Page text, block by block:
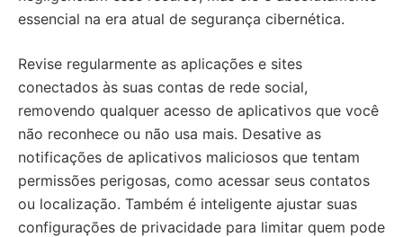
essencial na era atual de segurança cibernética.
Revise regularmente as aplicações e sites
conectados às suas contas de rede social,
removendo qualquer acesso de aplicativos que você
não reconhece ou não usa mais. Desative as
notificações de aplicativos maliciosos que tentam
permissões perigosas, como acessar seus contatos
ou localização. Também é inteligente ajustar suas
configurações de privacidade para limitar quem pode